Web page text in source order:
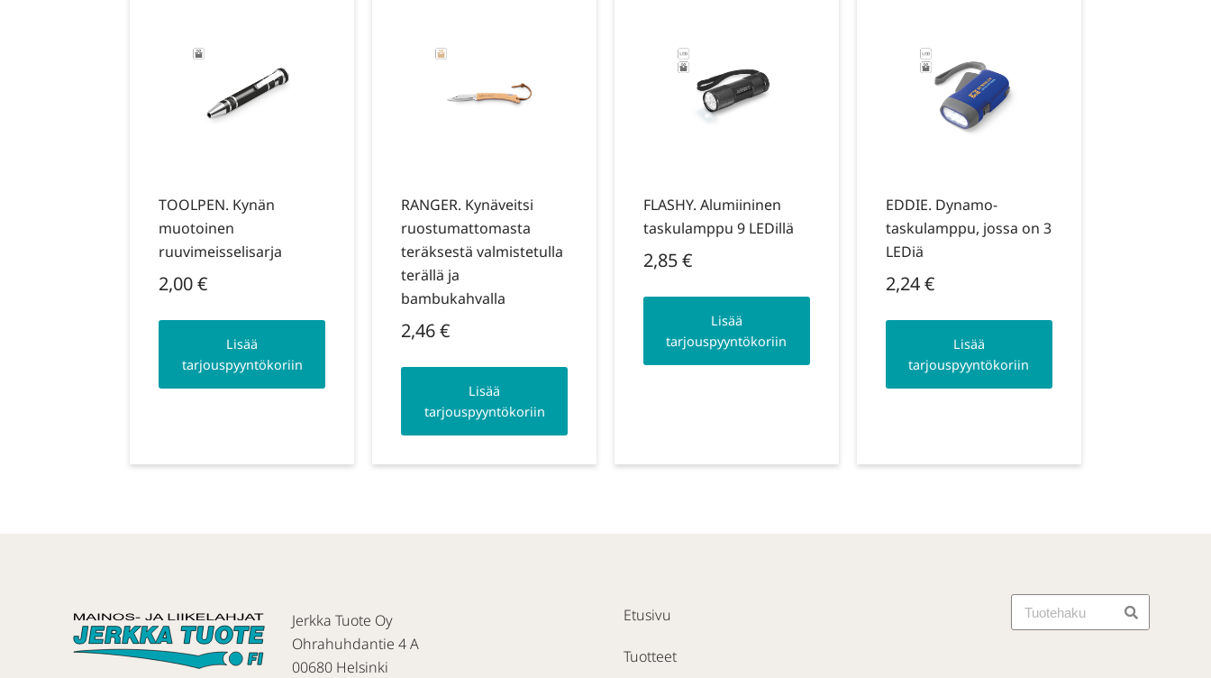
TOOLPEN. Kynän
muotoinen
ruuvimeisselisarja
2,00€
Lisää
tarjouspyyntökoriin
RANGER. Kynäveitsi
ruostumattomasta
teräksestä valmistetulla
terällä ja
bambukahvalla
2,46€
Lisää
tarjouspyyntökoriin
FLASHY. Alumiininen
taskulamppu 9 LEDillä
2,85€
Lisää
tarjouspyyntökoriin
EDDIE. Dynamo-
taskulamppu, jossa on 3
LEDiä
2,24€
Lisää
tarjouspyyntökoriin
Jerkka Tuote Oy
Ohrahuhdantie 4 A
00680 Helsinki
Etusivu
Tuotteet